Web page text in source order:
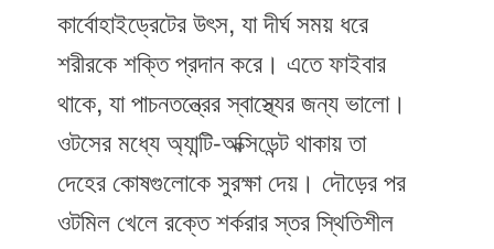
কার্বোহাইড্রেটের উৎস, যা দীর্ঘ সময় ধরে
শরীরকে শক্তি প্রদান করে। এতে ফাইবার
থাকে, যা পাচনতন্ত্রের স্বাস্থ্যের জন্য ভালো।
ওটসের মধ্যে অ্যান্টি-অক্সিডেন্ট থাকায় তা
দেহের কোষগুলোকে সুরক্ষা দেয়। দৌড়ের পর
ওটমিল খেলে রক্তে শর্করার স্তর স্থিতিশীল